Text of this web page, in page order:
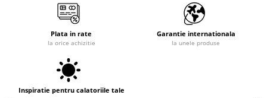
Plata in rate
la orice achizitie
Garantie internationala
la unele produse
Inspiratie pentru calatoriile tale